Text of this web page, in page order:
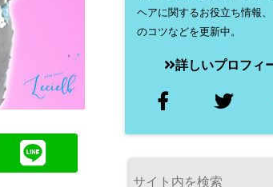
ヘアに関するお役立ち情報
のコツなどを更新中。
詳しいプロフィ